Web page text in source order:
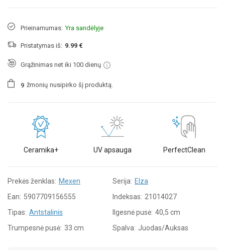
Prieinamumas: Yra sandėlyje
Pristatymas iš: 9.99 €
Grąžinimas net iki 100 dienų
9 žmonių nusipirko šį produktą.
Ceramika+ UV apsauga PerfectClean
Prekės ženklas: Mexen Serija: Elza
Ean: 5907709156555 Indeksas: 21014027
Tipas: Antstalinis Ilgesnė pusė: 40,5 cm
Trumpesnė pusė: 33 cm Spalva: Juodas/Auksas